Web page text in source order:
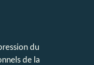
du
de la